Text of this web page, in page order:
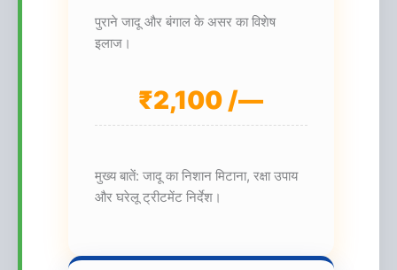
पुराने जादू और बंगाल के असर का विशेष
इलाज।
₹2,100 /—
मुख्य बातें: जादू का निशान मिटाना, रक्षा उपाय
और घरेलू ट्रीटमेंट निर्देश।